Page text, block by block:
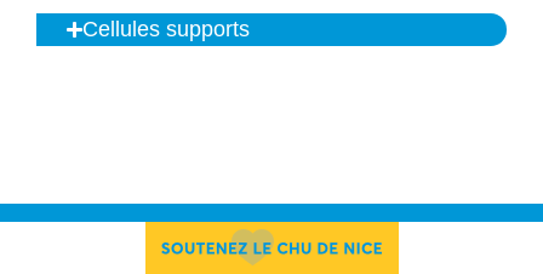
Cellules supports